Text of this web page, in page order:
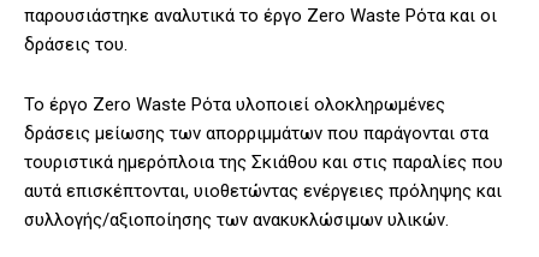
παρουσιάστηκε αναλυτικά το έργο Zero Waste Ρότα και οι
δράσεις του.
Το έργο Zero Waste Ρότα υλοποιεί ολοκληρωμένες
δράσεις μείωσης των απορριμμάτων που παράγονται στα
τουριστικά ημερόπλοια της Σκιάθου και στις παραλίες που
αυτά επισκέπτονται, υιοθετώντας ενέργειες πρόληψης και
συλλογής/αξιοποίησης των ανακυκλώσιμων υλικών.